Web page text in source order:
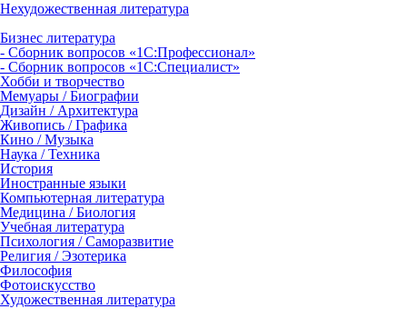
Нехудожественная литература
Бизнес литература
- Сборник вопросов «1С:Профессионал»
- Сборник вопросов «1С:Специалист»
Хобби и творчество
Мемуары / Биографии
Дизайн / Архитектура
Живопись / Графика
Кино / Музыка
Наука / Техника
История
Иностранные языки
Компьютерная литература
Медицина / Биология
Учебная литература
Психология / Саморазвитие
Религия / Эзотерика
Философия
Фотоискусство
Художественная литература